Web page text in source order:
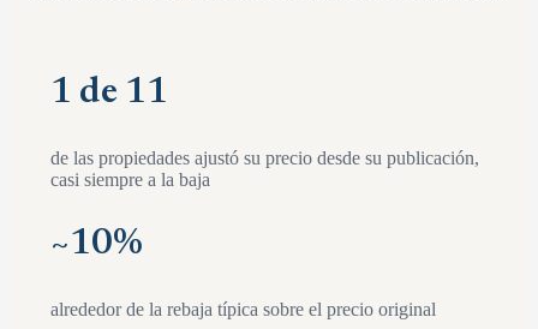
1 de 11
de las propiedades ajustó su precio desde su publicación,
casi siempre a la baja
~10%
alrededor de la rebaja típica sobre el precio original